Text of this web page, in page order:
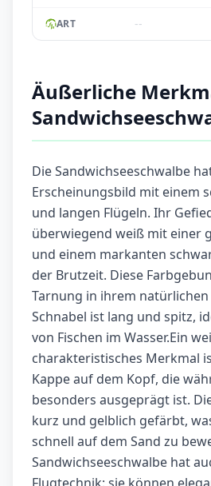
ART --
Äußerliche
Die Sandwichseeschwalbe
Erscheinungsbild mit einem
und langen Flügeln. Ihr
überwiegend weiß mit einer
und einem markanten
der Brutzeit. Diese
Tarnung in ihrem
Schnabel ist lang und spitz,
von Fischen im Wasser.Ein
charakteristisches Merkmal
Kappe auf dem Kopf, die
besonders ausgeprägt ist.
kurz und gelblich gefärbt,
schnell auf dem Sand zu
Sandwichseeschwalbe hat